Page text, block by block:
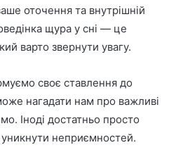
оточення та внутрішній
щура у сні — це
варто звернути увагу.
своє ставлення до
нагадати нам про важливі
Іноді достатньо просто
уникнути неприємностей.